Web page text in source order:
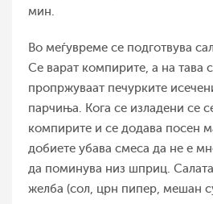
мин.
Во меѓувреме се подготвува
Се варат компирите, а на тава
пропржуваат печурките
парчиња. Кога се изладени се
компирите и се додава посен
добиете убава смеса да не е
да поминува низ шприц.
желба (сол, црн пипер, мешан